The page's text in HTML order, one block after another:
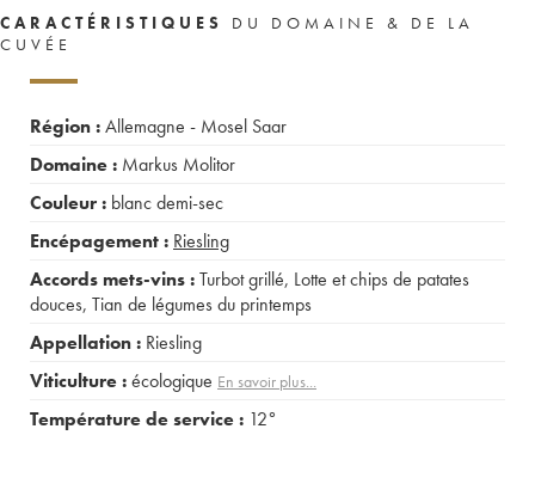
CARACTÉRISTIQUES
DU DOMAINE & DE LA
CUVÉE
Région :Allemagne - Mosel Saar
Domaine : Markus Molitor
Couleur : blanc demi-sec
Encépagement : Riesling
Accords mets-vins :Turbot grillé, Lotte et chips de patates
douces, Tian de légumes du printemps
Appellation : Riesling
Viticulture :écologique En savoir plus...
Température de service : 12°